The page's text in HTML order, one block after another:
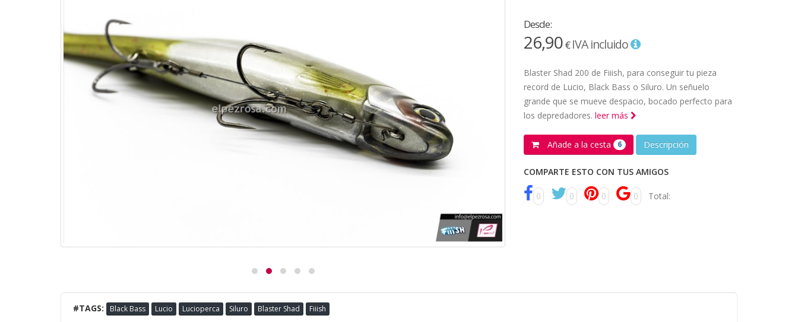
Desde:
26,90€IVA incluido
Blaster Shad 200 de Fiiish, para conseguir tu pieza
record de Lucio, Black Bass o Siluro. Un señuelo
grande que se mueve despacio, bocado perfecto para
los depredadores. leer más
Añade a la cesta 6 Descripción
COMPARTE ESTO CON TUS AMIGOS
0 0 0 0 Total:
#TAGS: Black Bass Lucio Lucioperca Siluro Blaster Shad Fiiish